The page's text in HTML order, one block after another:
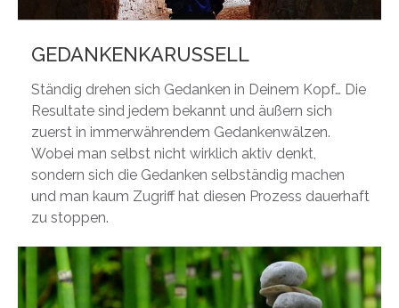
GEDANKENKARUSSELL
Ständig drehen sich Gedanken in Deinem Kopf… Die
Resultate sind jedem bekannt und äußern sich
zuerst in immerwährendem Gedankenwälzen.
Wobei man selbst nicht wirklich aktiv denkt,
sondern sich die Gedanken selbständig machen
und man kaum Zugriff hat diesen Prozess dauerhaft
zu stoppen.